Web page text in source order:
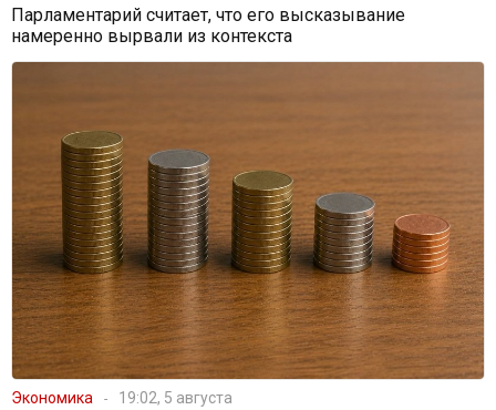
Парламентарий считает, что его высказывание
намеренно вырвали из контекста
Экономика 19:02, 5 августа